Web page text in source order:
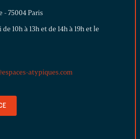
- 75004 Paris
10h à 13h et de 14h à 19h et le
atypiques.com